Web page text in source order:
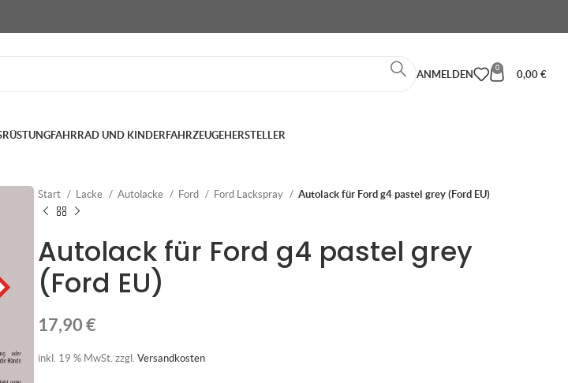
ANMELDEN
0
0,00 €
FAHRRAD UND KINDERFAHRZEUGEHERSTELLER
Start Lacke Autolacke Ford Ford Lackspray Autolack für Ford g4 pastel grey (Ford EU)
Autolack für Ford g4 pastel grey
(Ford EU)
17,90€
inkl. 19 % MwSt. zzgl. Versandkosten